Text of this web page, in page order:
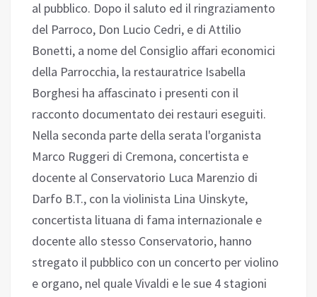
al pubblico. Dopo il saluto ed il ringraziamento
del Parroco, Don Lucio Cedri, e di Attilio
Bonetti, a nome del Consiglio affari economici
della Parrocchia, la restauratrice Isabella
Borghesi ha affascinato i presenti con il
racconto documentato dei restauri eseguiti.
Nella seconda parte della serata l'organista
Marco Ruggeri di Cremona, concertista e
docente al Conservatorio Luca Marenzio di
Darfo B.T., con la violinista Lina Uinskyte,
concertista lituana di fama internazionale e
docente allo stesso Conservatorio, hanno
stregato il pubblico con un concerto per violino
e organo, nel quale Vivaldi e le sue 4 stagioni